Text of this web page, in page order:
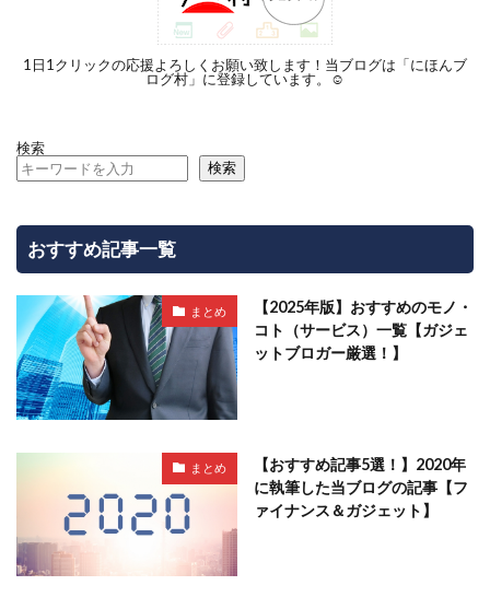
1日1クリックの応援よろしくお願い致します！当ブログは「にほんブ
ログ村」に登録しています。☺︎
検索
検索
おすすめ記事一覧
まとめ
【2025年版】おすすめのモノ・
コト（サービス）一覧【ガジェ
ットブロガー厳選！】
まとめ
【おすすめ記事5選！】2020年
に執筆した当ブログの記事【フ
ァイナンス＆ガジェット】